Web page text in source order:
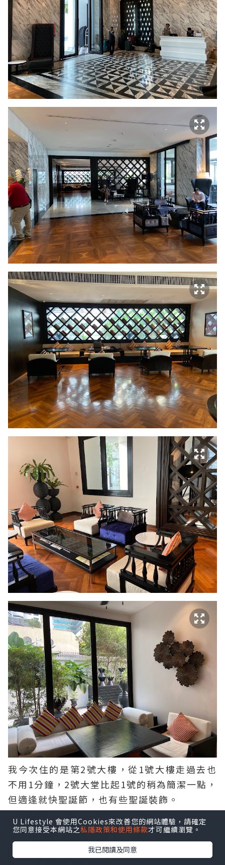
我今次住的是第2號大樓，從1號大樓走過去也
不用1分鐘，2號大堂比起1號的稍為簡潔一點，
但適逢就快聖誕節，也有些聖誕裝飾。
U Lifestyle 會使用Cookies來改善您的網站體驗，請確定
您同意接受本網站之私隱政策和使用條款才可繼續瀏覽。
我已閱讀及同意